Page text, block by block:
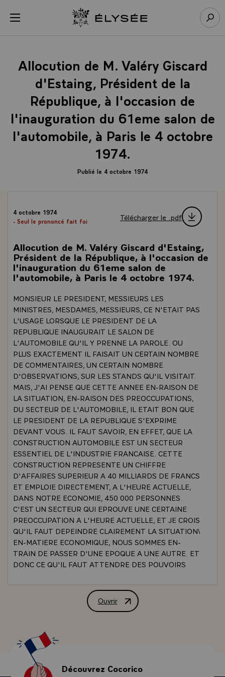
menu Retour à l’accueil Élysée
Allocution de M. Valéry Giscard
d'Estaing, Président de la
République, à l'occasion de
l'inauguration du 61eme salon de
l'automobile, à Paris le 4 octobre
1974.
Publié le 4 octobre 1974
4 octobre 1974
- Seul le prononcé fait foi
Télécharger le .pdf
Allocution de M. Valéry Giscard d'Estaing,
Président de la République, à l'occasion de
l'inauguration du 61eme salon de
l'automobile, à Paris le 4 octobre 1974.
MONSIEUR LE PRESIDENT, MESSIEURS LES
MINISTRES, MESDAMES, MESSIEURS, CE N'ETAIT PAS
L'USAGE LORSQUE LE PRESIDENT DE LA
REPUBLIQUE INAUGURAIT LE SALON DE
L'AUTOMOBILE QU'IL Y PRENNE LA PAROLE. OU
PLUS EXACTEMENT IL FAISAIT UN CERTAIN NOMBRE
DE COMMENTAIRES, UN CERTAIN NOMBRE
D'OBSERVATIONS, SUR LES STANDS QU'IL VISITAIT.
MAIS, J'AI PENSE QUE CETTE ANNEE EN-RAISON DE
LA SITUATION, EN-RAISON DES PREOCCUPATIONS,
DU SECTEUR DE L'AUTOMOBILE, IL ETAIT BON QUE
LE PRESIDENT DE LA REPUBLIQUE S'EXPRIME
DEVANT VOUS. IL FAUT SAVOIR, EN EFFET, QUE LA
CONSTRUCTION AUTOMOBILE EST UN SECTEUR
ESSENTIEL DE L'INDUSTRIE FRANCAISE. CETTE
CONSTRUCTION REPRESENTE UN CHIFFRE
D'AFFAIRES SUPERIEUR A 40 MILLIARDS DE FRANCS
ET EMPLOIE DIRECTEMENT, A L'HEURE ACTUELLE,
DANS NOTRE ECONOMIE, 450 000 PERSONNES.
C'EST UN SECTEUR QUI EPROUVE UNE CERTAINE
PREOCCUPATION A L'HEURE ACTUELLE, ET JE CROIS
QU'IL FAUT DEPEINDRE CLAIREMENT LA SITUATION\
EN-MATIERE ECONOMIQUE, NOUS SOMMES EN-
TRAIN DE PASSER D'UNE EPOQUE A UNE AUTRE. ET
DONC CE QU'IL FAUT ATTENDRE DES POUVOIRS
ANTERIEURE DE CELLE DANS LAQUELLE NOUS
AVONS VECU AU-COURS DES DIX DERNIERES
PRESENTAIT D'AILLEURS UN CERTAIN NOMBRE
D'INCONVENIENTS, PUISQUE C'ETAIT L'EPOQUE DU
GASPILLAGE, C'ETAIT L'EPOQUE DE LA CROISSANCE
SAUVAGE, C'ETAIT L'EPOQUE D'UN
DEVELOPPEMENT ECONOMIQUE QUI SECOUAIT LES
Ouvrir
Allocution de M. Valéry Giscard
Découvrez Cocorico
Panneau de gestion des cookies